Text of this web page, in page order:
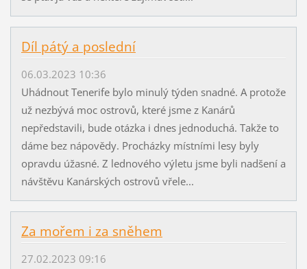
Díl pátý a poslední
06.03.2023 10:36
Uhádnout Tenerife bylo minulý týden snadné. A protože
už nezbývá moc ostrovů, které jsme z Kanárů
nepředstavili, bude otázka i dnes jednoduchá. Takže to
dáme bez nápovědy. Procházky místními lesy byly
opravdu úžasné. Z lednového výletu jsme byli nadšení a
návštěvu Kanárských ostrovů vřele...
Za mořem i za sněhem
27.02.2023 09:16